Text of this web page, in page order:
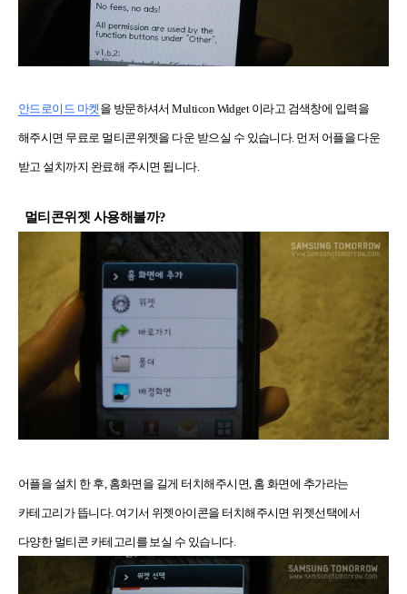
안드로이드 마켓 을 방문하셔서 Multicon Widget 이라고 검색창에 입력을
해주시면 무료로 멀티콘위젯을 다운 받으실 수 있습니다. 먼저 어플을 다운
받고 설치까지 완료해 주시면 됩니다.
멀티콘위젯 사용해볼까?
어플을 설치 한 후, 홈화면을 길게 터치해주시면, 홈 화면에 추가라는
카테고리가 뜹니다. 여기서 위젯아이콘을 터치해주시면 위젯선택에서
다양한 멀티콘 카테고리를 보실 수 있습니다.